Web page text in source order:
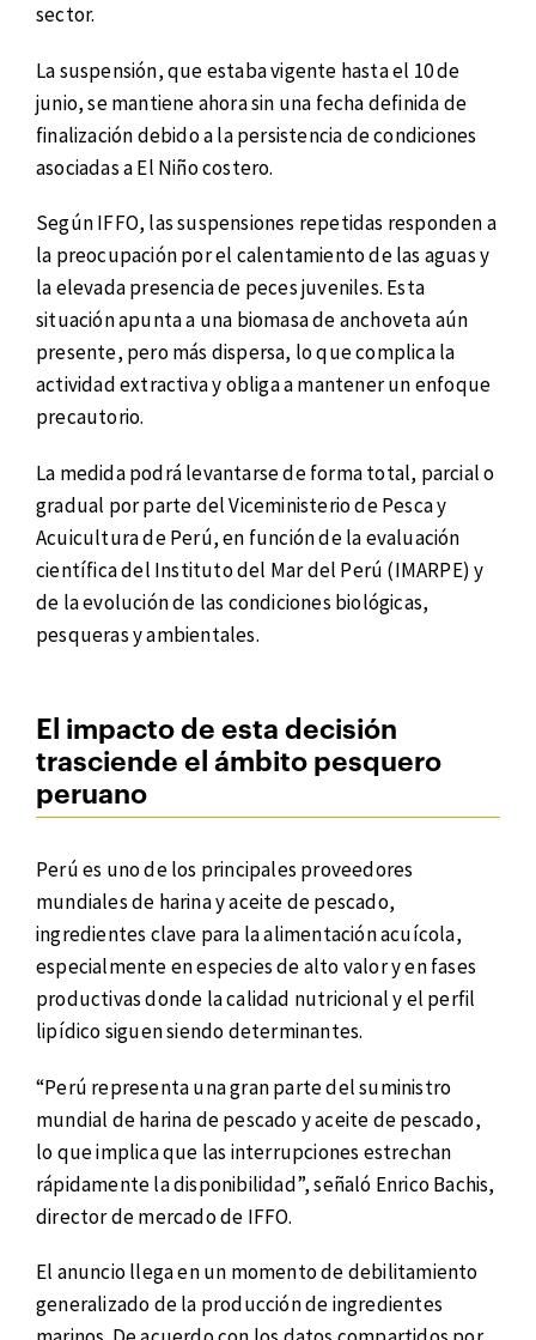
sector.
La suspensión, que estaba vigente hasta el 10 de
junio, se mantiene ahora sin una fecha definida de
finalización debido a la persistencia de condiciones
asociadas a El Niño costero.
Según IFFO, las suspensiones repetidas responden a
la preocupación por el calentamiento de las aguas y
la elevada presencia de peces juveniles. Esta
situación apunta a una biomasa de anchoveta aún
presente, pero más dispersa, lo que complica la
actividad extractiva y obliga a mantener un enfoque
precautorio.
La medida podrá levantarse de forma total, parcial o
gradual por parte del Viceministerio de Pesca y
Acuicultura de Perú, en función de la evaluación
científica del Instituto del Mar del Perú (IMARPE) y
de la evolución de las condiciones biológicas,
pesqueras y ambientales.
El impacto de esta decisión
trasciende el ámbito pesquero
peruano
Perú es uno de los principales proveedores
mundiales de harina y aceite de pescado,
ingredientes clave para la alimentación acuícola,
especialmente en especies de alto valor y en fases
productivas donde la calidad nutricional y el perfil
lipídico siguen siendo determinantes.
“Perú representa una gran parte del suministro
mundial de harina de pescado y aceite de pescado,
lo que implica que las interrupciones estrechan
rápidamente la disponibilidad”, señaló Enrico Bachis,
director de mercado de IFFO.
El anuncio llega en un momento de debilitamiento
generalizado de la producción de ingredientes